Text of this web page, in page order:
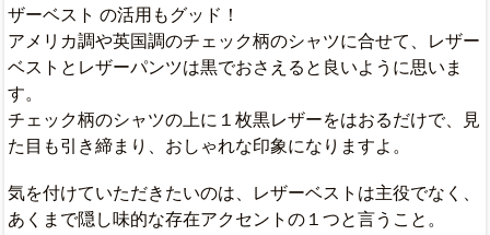
ザーベスト の活用もグッド！
アメリカ調や英国調のチェック柄のシャツに合せて、レザー
ベストとレザーパンツは黒でおさえると良いように思いま
す。
チェック柄のシャツの上に１枚黒レザーをはおるだけで、見
た目も引き締まり、おしゃれな印象になりますよ。
気を付けていただきたいのは、レザーベストは主役でなく、
あくまで隠し味的な存在アクセントの１つと言うこと。